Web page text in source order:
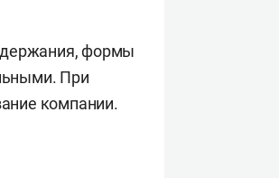
формы
При
компании.